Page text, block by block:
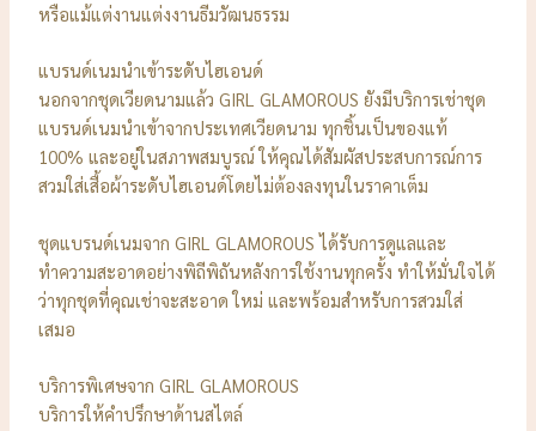
หรือแม้แต่งานแต่งงานธีมวัฒนธรรม
แบรนด์เนมนำเข้าระดับไฮเอนด์
นอกจากชุดเวียดนามแล้ว GIRL GLAMOROUS ยังมีบริการเช่าชุด
แบรนด์เนมนำเข้าจากประเทศเวียดนาม ทุกชิ้นเป็นของแท้
100% และอยู่ในสภาพสมบูรณ์ ให้คุณได้สัมผัสประสบการณ์การ
สวมใส่เสื้อผ้าระดับไฮเอนด์โดยไม่ต้องลงทุนในราคาเต็ม
ชุดแบรนด์เนมจาก GIRL GLAMOROUS ได้รับการดูแลและ
ทำความสะอาดอย่างพิถีพิถันหลังการใช้งานทุกครั้ง ทำให้มั่นใจได้
ว่าทุกชุดที่คุณเช่าจะสะอาด ใหม่ และพร้อมสำหรับการสวมใส่
เสมอ
บริการพิเศษจาก GIRL GLAMOROUS
บริการให้คำปรึกษาด้านสไตล์